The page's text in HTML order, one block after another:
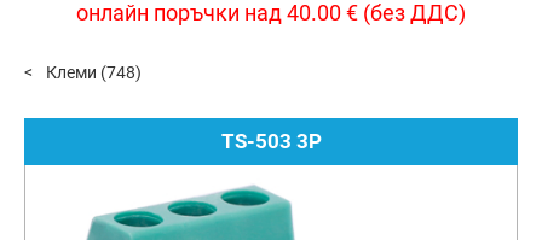
онлайн поръчки над 40.00 € (без ДДС)
Клеми (748)
TS-503 3P